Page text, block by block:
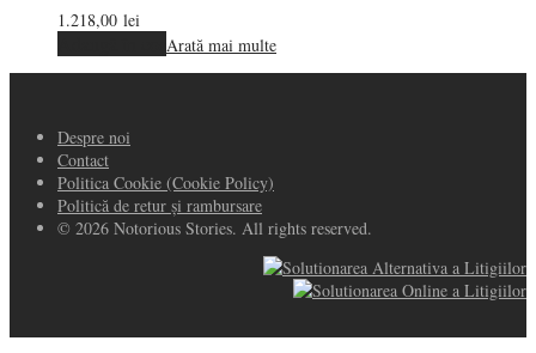
1.218,00 lei
Arată mai multe
Despre noi
Contact
Politica Cookie (Cookie Policy)
Politică de retur și rambursare
© 2026 Notorious Stories. All rights reserved.